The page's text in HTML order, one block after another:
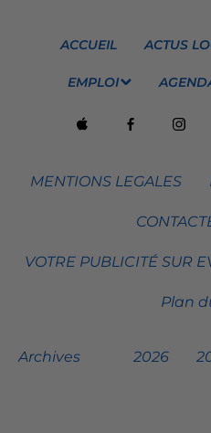
ACCUEIL ACTUS
EMPLOI
MENTIONS LEGALES
VOTRE PUBLICITÉ SUR
Plan
Archives 2026